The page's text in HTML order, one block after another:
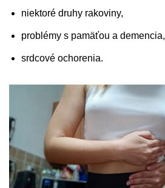
niektoré druhy rakoviny,
problémy s pamäťou a demencia,
srdcové ochorenia.